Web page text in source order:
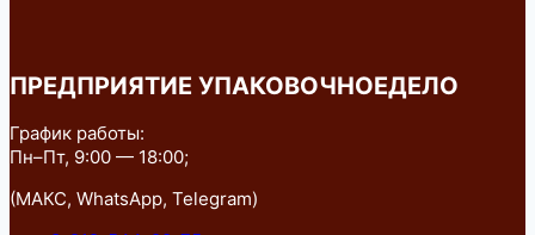
ПРЕДПРИЯТИЕ УПАКОВОЧНОЕДЕЛО
График работы:
Пн–Пт, 9:00 — 18:00;
(МАКС, WhatsApp, Telegram)